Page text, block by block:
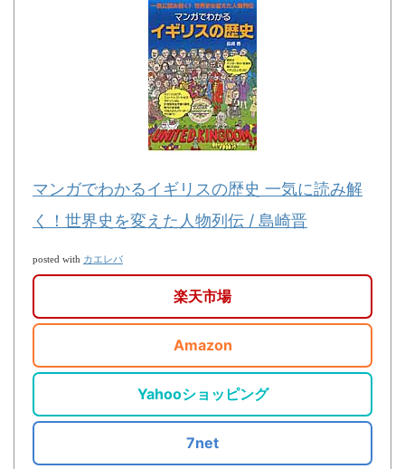
マンガでわかるイギリスの歴史 一気に読み解
く！世界史を変えた人物列伝 / 島崎晋
posted with カエレバ
楽天市場
Amazon
Yahooショッピング
7net